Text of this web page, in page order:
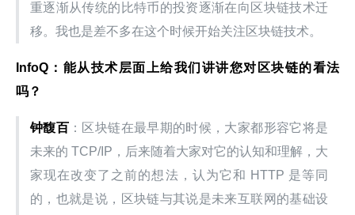
重逐渐从传统的比特币的投资逐渐在向区块链技术迁
移。我也是差不多在这个时候开始关注区块链技术。
InfoQ：能从技术层面上给我们讲讲您对区块链的看法
吗？
钟馥百 ：区块链在最早期的时候，大家都形容它将是
未来的 TCP/IP，后来随着大家对它的认知和理解，大
家现在改变了之前的想法，认为它和 HTTP 是等同
的，也就是说，区块链与其说是未来互联网的基础设